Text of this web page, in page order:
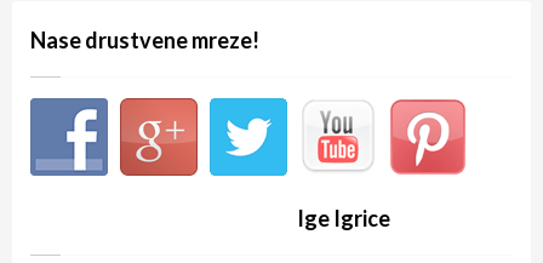
Nase drustvene mreze!
Ige Igrice